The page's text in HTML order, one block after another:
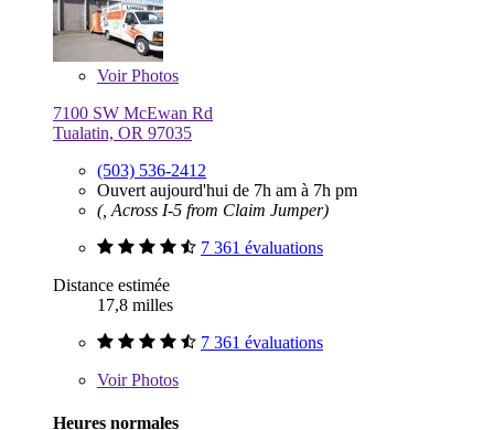
VoirPhotos
7100 SW McEwan Rd
Tualatin, OR 97035
(503) 536-2412
Ouvert aujourd'hui de 7h am à 7h pm
(, Across I-5 from Claim Jumper)
7 361 évaluations
Distance estimée
17,8 milles
7 361 évaluations
VoirPhotos
Heures normales